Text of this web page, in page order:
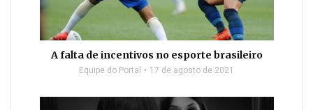
A falta de incentivos no esporte brasileiro
Equipe do Portal 17 de agosto de 2021